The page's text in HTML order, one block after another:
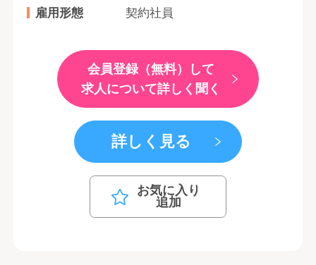
雇用形態
契約社員
会員登録（無料）して
求人について詳しく聞く
詳しく見る
お気に入り
追加